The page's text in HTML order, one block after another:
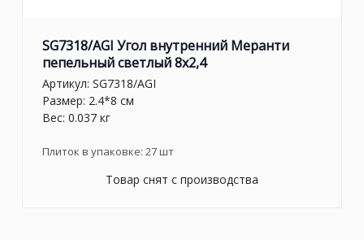
SG7318/AGI Угол внутренний Меранти
пепельный светлый 8x2,4
Артикул: SG7318/AGI
Размер: 2.4*8 см
Вес: 0.037 кг
Плиток в упаковке: 27шт
Товар снят с производства